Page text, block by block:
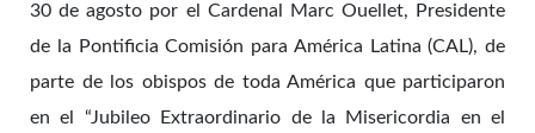
30 de agosto por el Cardenal Marc Ouellet, Presidente
de la Pontificia Comisión para América Latina (CAL), de
parte de los obispos de toda América que participaron
en el “Jubileo Extraordinario de la Misericordia en el